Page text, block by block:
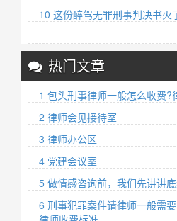
10 这份醉驾无罪刑事判决书火
热门文章
1 包头刑事律师一般怎么收费?
2 律师会见接待室
3 律师办公区
4 党建会议室
5 做情感咨询前，我们先讲讲
6 刑事犯罪案件请律师一般需